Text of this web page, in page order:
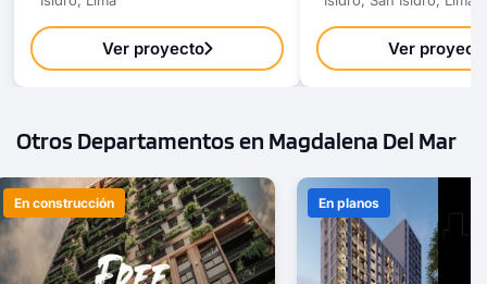
COTIZAR AHORA
Ver proyecto Ver
Otros Departamentos en Magdalena Del Mar
En construcción En planos